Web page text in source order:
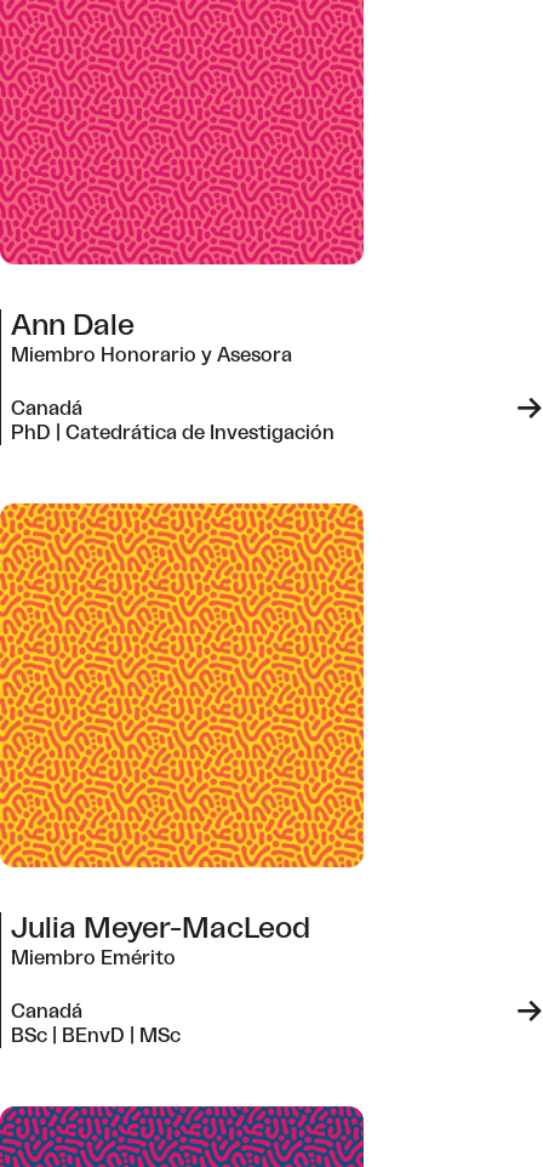
Ann Dale
Miembro Honorario y Asesora
Canadá
PhD | Catedrática de Investigación
->
Julia Meyer-MacLeod
Miembro Emérito
Canadá
BSc | BEnvD | MSc
->